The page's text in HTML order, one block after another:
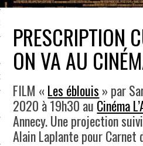
EN VOD
PRESCRIPTION
ON VA AU
FILM « Les éblouis » par
2020 à 19h30 au Cinéma
Annecy. Une projection
Alain Laplante pour Carnet